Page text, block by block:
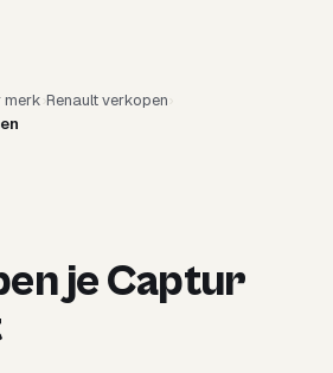
merk Renault verkopen
je Captur